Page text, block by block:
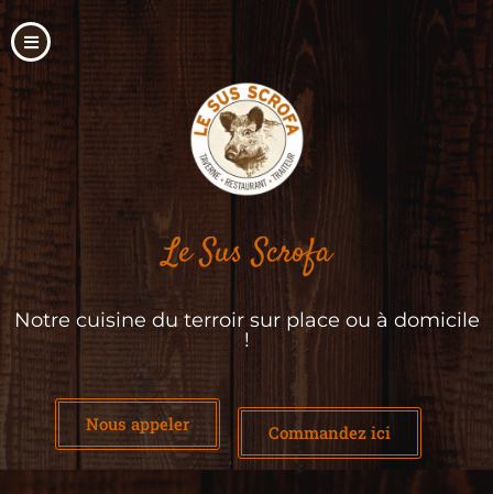
Le Sus Scrofa
Notre cuisine du terroir sur place ou à domicile
!
Nous appeler Commandez ici